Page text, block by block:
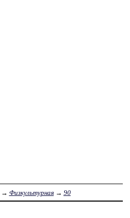
Физкультурная→ 90